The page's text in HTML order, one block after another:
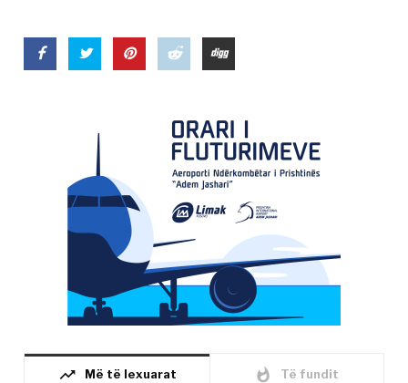
trending_up Më të lexuarat whatshot Të fundit